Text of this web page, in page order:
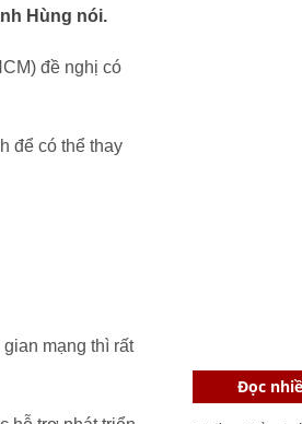
Hùng nói.
đề nghị có
để có thể thay
mạng thì rất
Đọc